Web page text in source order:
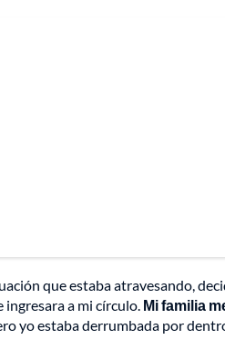
que estaba atravesando,
a mi círculo. Mi familia
yo estaba derrumbada por